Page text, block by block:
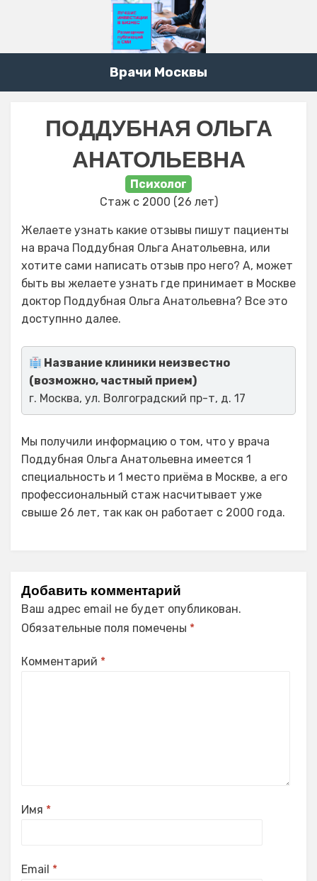
Врачи Москвы
ПОДДУБНАЯ ОЛЬГА
АНАТОЛЬЕВНА
Психолог
Стаж с 2000 (26 лет)
Желаете узнать какие отзывы пишут пациенты
на врача Поддубная Ольга Анатольевна, или
хотите сами написать отзыв про него? А, может
быть вы желаете узнать где принимает в Москве
доктор Поддубная Ольга Анатольевна? Все это
доступнно далее.
Название клиники неизвестно
(возможно, частный прием)
г. Москва, ул. Волгоградский пр-т, д. 17
Мы получили информацию о том, что у врача
Поддубная Ольга Анатольевна имеется 1
специальность и 1 место приёма в Москве, а его
профессиональный стаж насчитывает уже
свыше 26 лет, так как он работает с 2000 года.
Добавить комментарий
Ваш адрес email не будет опубликован.
Обязательные поля помечены *
Комментарий *
Имя *
Email *